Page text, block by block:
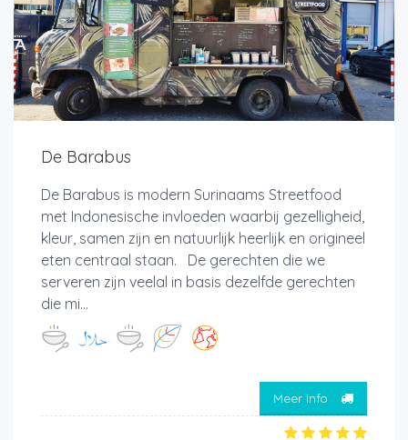
De Barabus
De Barabus is modern Surinaams Streetfood
met Indonesische invloeden waarbij gezelligheid,
kleur, samen zijn en natuurlijk heerlijk en origineel
eten centraal staan. De gerechten die we
serveren zijn veelal in basis dezelfde gerechten
die mi...
Meer info